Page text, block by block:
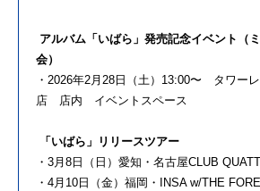
アルバム「いばら」発売記念イベント（
会）
・2026年2月28日（土）13:00〜 タワー
店 店内 イベントスペース
︎「いばら」リリースツアー
・3月8日（日）愛知・名古屋CLUB
・4月10日（金）福岡・INSA w/THE